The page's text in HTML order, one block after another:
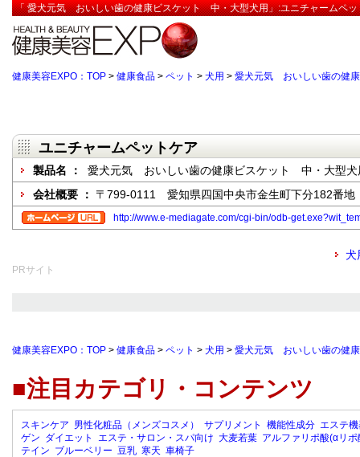
「 愛犬元気 おいしい歯の健康ビスケット 中・大型犬用」:ユニチャームペッ
健康美容EXPO：TOP > 健康食品 > ペット > 犬用 > 愛犬元気 おいしい歯の健
ユニチャームペットケア
製品名 ：
愛犬元気 おいしい歯の健康ビスケット 中・大型犬
会社概要 ： 〒799-0111 愛知県四国中央市金生町下分182番地
http://www.e-mediagate.com/cgi-bin/odb-
犬
PRサイト
健康美容EXPO：TOP > 健康食品 > ペット > 犬用 > 愛犬元気 おいしい歯の健
■注目カテゴリ・コンテンツ
スキンケア 男性化粧品（メンズコスメ） サプリメント 機能性成分 エステ
ゲン ダイエット エステ・サロン・スパ向け 大麦若葉 アルファリポ酸(αリポ
テイン ブルーベリー 豆乳 寒天 車椅子